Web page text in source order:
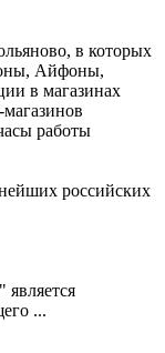
в которых
Айфоны,
в магазинах
работы
российских
...